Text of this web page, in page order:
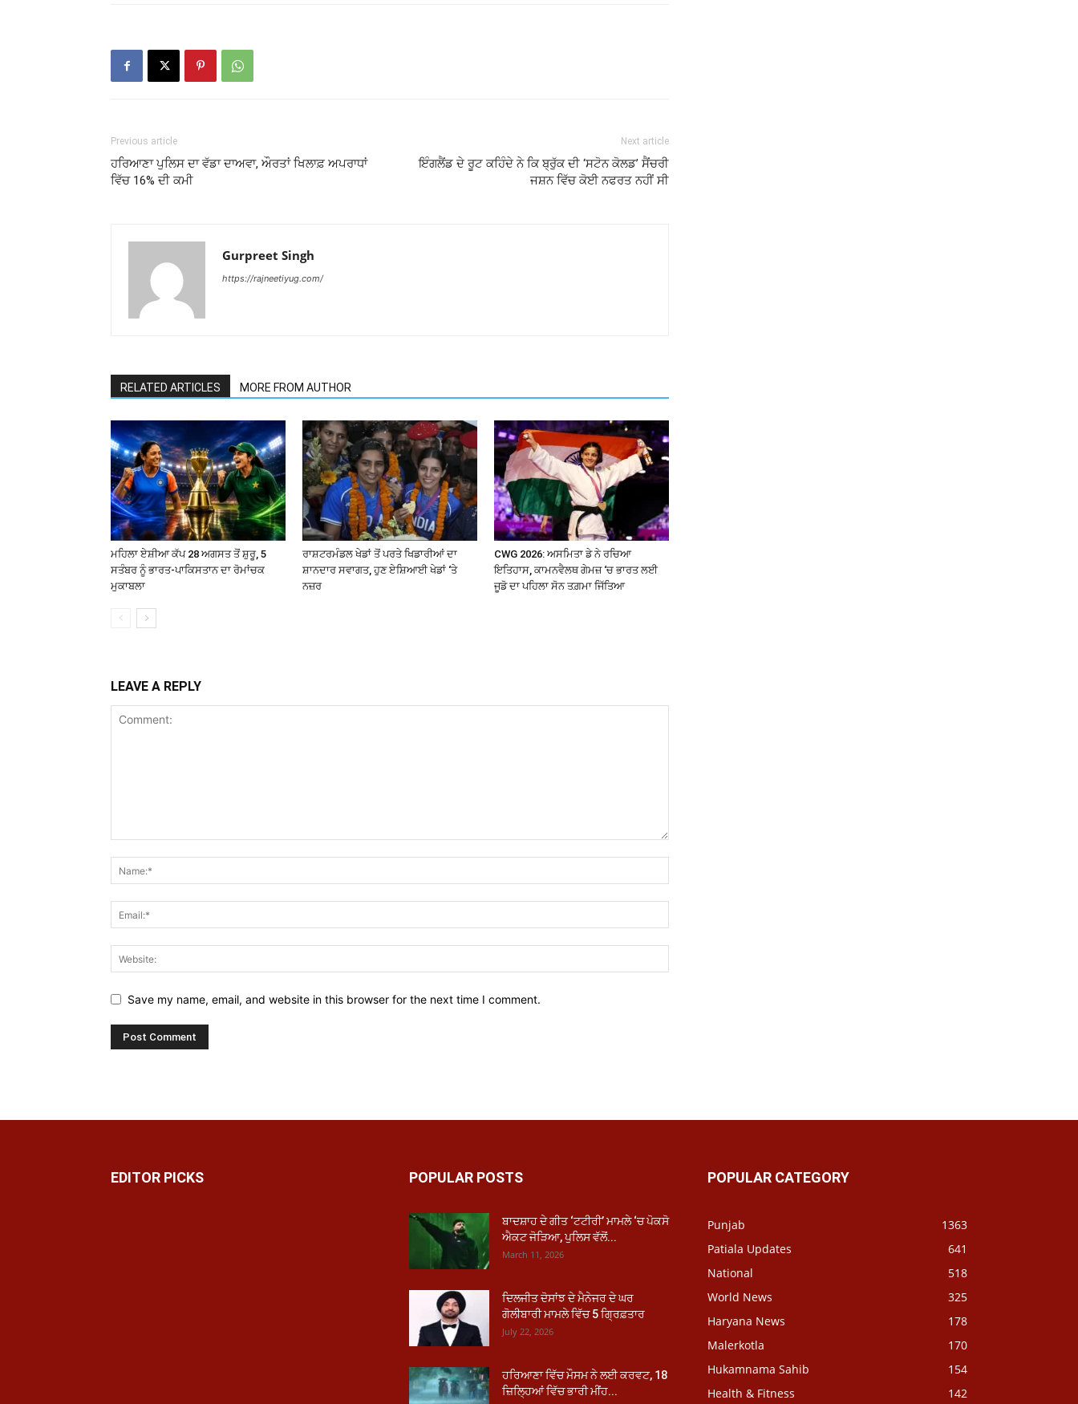
Previous article
ਹਰਿਆਣਾ ਪੁਲਿਸ ਦਾ ਵੱਡਾ ਦਾਅਵਾ, ਔਰਤਾਂ ਖਿਲਾਫ਼ ਅਪਰਾਧਾਂ
ਵਿੱਚ 16% ਦੀ ਕਮੀ
Next article
ਇੰਗਲੈਂਡ ਦੇ ਰੂਟ ਕਹਿੰਦੇ ਨੇ ਕਿ ਬ੍ਰੁੱਕ ਦੀ ‘ਸਟੋਨ ਕੋਲਡ’ ਸੈਂਚਰੀ
ਜਸ਼ਨ ਵਿੱਚ ਕੋਈ ਨਫਰਤ ਨਹੀਂ ਸੀ
Gurpreet Singh
https://rajneetiyug.com/
RELATED ARTICLES MORE FROM AUTHOR
ਮਹਿਲਾ ਏਸ਼ੀਆ ਕੱਪ 28 ਅਗਸਤ ਤੋਂ ਸ਼ੁਰੂ, 5
ਸਤੰਬਰ ਨੂੰ ਭਾਰਤ-ਪਾਕਿਸਤਾਨ ਦਾ ਰੋਮਾਂਚਕ
ਮੁਕਾਬਲਾ
ਰਾਸ਼ਟਰਮੰਡਲ ਖੇਡਾਂ ਤੋਂ ਪਰਤੇ ਖਿਡਾਰੀਆਂ ਦਾ
ਸ਼ਾਨਦਾਰ ਸਵਾਗਤ, ਹੁਣ ਏਸ਼ਿਆਈ ਖੇਡਾਂ ‘ਤੇ
ਨਜ਼ਰ
CWG 2026: ਅਸਮਿਤਾ ਡੇ ਨੇ ਰਚਿਆ
ਇਤਿਹਾਸ, ਕਾਮਨਵੈਲਥ ਗੇਮਜ਼ ‘ਚ ਭਾਰਤ ਲਈ
ਜੂਡੋ ਦਾ ਪਹਿਲਾ ਸੋਨ ਤਗ਼ਮਾ ਜਿੱਤਿਆ
LEAVE A REPLY
Save my name, email, and website in this browser for the next time I comment.
EDITOR PICKS POPULAR POSTS
ਬਾਦਸ਼ਾਹ ਦੇ ਗੀਤ ‘ਟਟੀਰੀ’ ਮਾਮਲੇ ‘ਚ ਪੋਕਸੋ
ਐਕਟ ਜੋੜਿਆ, ਪੁਲਿਸ ਵੱਲੋਂ...
March 11, 2026
ਦਿਲਜੀਤ ਦੋਸਾਂਝ ਦੇ ਮੈਨੇਜਰ ਦੇ ਘਰ
ਗੋਲੀਬਾਰੀ ਮਾਮਲੇ ਵਿੱਚ 5 ਗ੍ਰਿਫ਼ਤਾਰ
July 22, 2026
ਹਰਿਆਣਾ ਵਿੱਚ ਮੌਸਮ ਨੇ ਲਈ ਕਰਵਟ, 18
ਜ਼ਿਲ੍ਹਿਆਂ ਵਿੱਚ ਭਾਰੀ ਮੀਂਹ...
POPULAR CATEGORY
Punjab
1363
Patiala Updates
641
National
518
World News
325
Haryana News
178
Malerkotla
170
Hukamnama Sahib
154
Health & Fitness
142